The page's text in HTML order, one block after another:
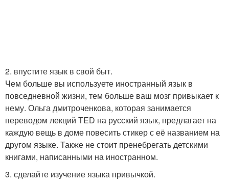
2. впустите язык в свой быт.
Чем больше вы используете иностранный язык в
повседневной жизни, тем больше ваш мозг привыкает к
нему. Ольга дмитроченкова, которая занимается
переводом лекций TED на русский язык, предлагает на
каждую вещь в доме повесить стикер с её названием на
другом языке. Также не стоит пренебрегать детскими
книгами, написанными на иностранном.
3. сделайте изучение языка привычкой.